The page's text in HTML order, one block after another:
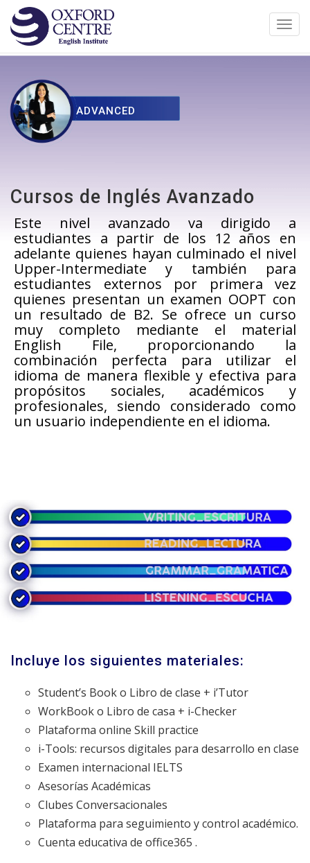
ADVANCED
Cursos de Inglés Avanzado
Este nivel avanzado va dirigido a
estudiantes a partir de los 12 años en
adelante quienes hayan culminado el nivel
Upper-Intermediate y también para
estudiantes externos por primera vez
quienes presentan un examen OOPT con
un resultado de B2. Se ofrece un curso
muy completo mediante el material
English File, proporcionando la
combinación perfecta para utilizar el
idioma de manera flexible y efectiva para
propósitos sociales, académicos y
profesionales, siendo considerado como
un usuario independiente en el idioma.
Incluye los siguientes materiales:
Student’s Book o Libro de clase + i’Tutor
WorkBook o Libro de casa + i-Checker
Plataforma online Skill practice
i-Tools: recursos digitales para desarrollo en clase
Examen internacional IELTS
Asesorías Académicas
Clubes Conversacionales
Plataforma para seguimiento y control académico.
Cuenta educativa de office365 .